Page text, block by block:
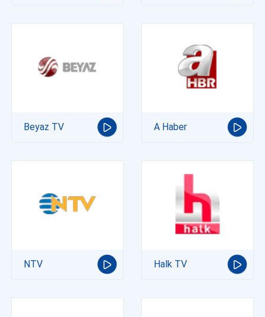
Beyaz TV A Haber
NTV Halk TV